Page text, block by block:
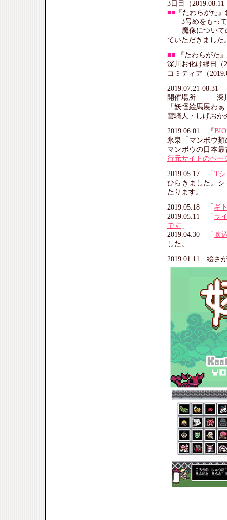
3日目（
■■ 『たわらがた
3号めをもって
魔像についての
ていただきました
■■ 『たわらがた
深川お化け縁日（
コミティア（
2019.07.21-08.31
開催場所 深川
「妖怪絵馬展わ
雲騎人・しげおか
2019.06.01 『
氷泉「マンボウ
マンボウの日本
行元サイトのペー
2019.05.17 「T
ひらきました。
たります。
2019.05.18 「ギ
2019.05.11 「ラ
です 」
2019.04.30 「 吹
した。
2019.01.11 絵さ